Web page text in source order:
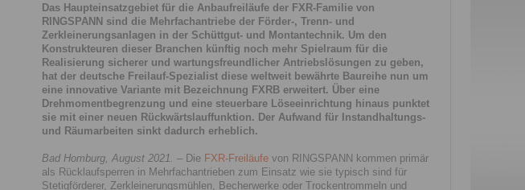
Das Haupteinsatzgebiet für die Anbaufreiläufe der FXR-Familie von
RINGSPANN sind die Mehrfachantriebe der Förder-, Trenn- und
Zerkleinerungsanlagen in der Schüttgut- und Montantechnik. Um den
Konstrukteuren dieser Branchen künftig noch mehr Spielraum für die
Realisierung sicherer und wartungsfreundlicher Antriebslösungen zu geben,
hat der deutsche Freilauf-Spezialist diese weltweit bewährte Baureihe nun um
eine innovative Variante mit Bezeichnung FXRB erweitert. Über eine
Drehmomentbegrenzung und eine steuerbare Löseeinrichtung hinaus punktet
sie mit einer neuen Rückwärtslauffunktion. Der Aufwand für Instandhaltungs-
und Räumarbeiten sinkt dadurch erheblich.
Bad Homburg, August 2021. – Die FXR-Freiläufe von RINGSPANN kommen primär
als Rücklaufsperren in Mehrfachantrieben zum Einsatz wie sie typisch sind für
Stetigförderer, Zerkleinerungsmühlen, Becherwerke oder Trockentrommeln und